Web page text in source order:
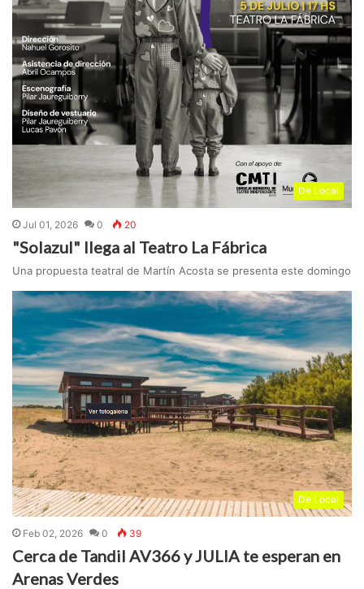
De Local
Jul 01, 2026 0 20
"Solazul" llega al Teatro La Fábrica
Una propuesta teatral de Martín Acosta se presenta este domingo
De Local
Feb 02, 2026 0 39
Cerca de Tandil AV366 y JULIA te esperan en
Arenas Verdes